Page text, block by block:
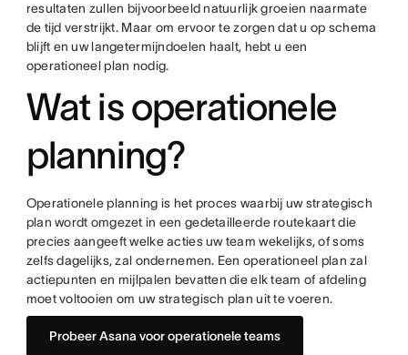
resultaten zullen bijvoorbeeld natuurlijk groeien naarmate
de tijd verstrijkt. Maar om ervoor te zorgen dat u op schema
blijft en uw langetermijndoelen haalt, hebt u een
operationeel plan nodig.
Wat is operationele
planning?
Operationele planning is het proces waarbij uw strategisch
plan wordt omgezet in een gedetailleerde routekaart die
precies aangeeft welke acties uw team wekelijks, of soms
zelfs dagelijks, zal ondernemen. Een operationeel plan zal
actiepunten en mijlpalen bevatten die elk team of afdeling
moet voltooien om uw strategisch plan uit te voeren.
Probeer Asana voor operationele teams